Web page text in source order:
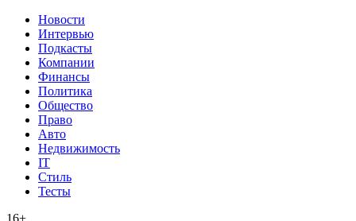
Новости
Интервью
Подкасты
Компании
Финансы
Политика
Общество
Право
Авто
Недвижимость
IT
Стиль
Тесты
16+